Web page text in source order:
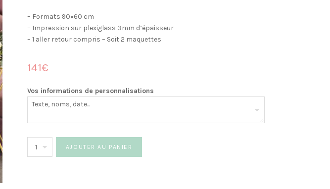
– Formats 90×60 cm
– Impression sur plexiglass 3mm d’épaisseur
– 1 aller retour compris – Soit 2 maquettes
141€
Vos informations de personnalisations
AJOUTER AU PANIER